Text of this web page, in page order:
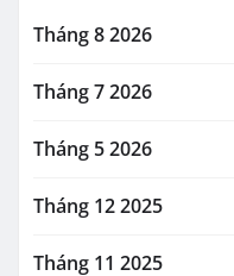
Tháng 8 2026
Tháng 7 2026
Tháng 5 2026
Tháng 12 2025
Tháng 11 2025